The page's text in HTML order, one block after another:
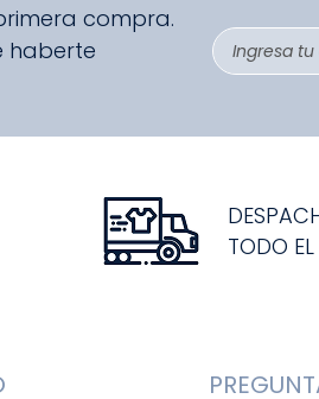
compra.
haberte
TODO EL